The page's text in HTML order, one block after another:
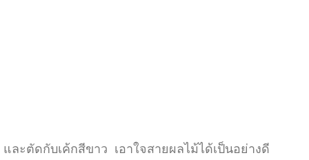
ะตัดกับเค้กสีขาว เอาใจสายผลไม้ได้เป็นอย่างดี